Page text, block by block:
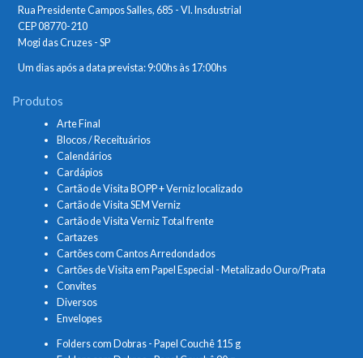
Rua Presidente Campos Salles, 685 - Vl. Insdustrial
CEP 08770-210
Mogi das Cruzes - SP
Um dias após a data prevista: 9:00hs às 17:00hs
Produtos
Arte Final
Blocos / Receituários
Calendários
Cardápios
Cartão de Visita BOPP + Verniz localizado
Cartão de Visita SEM Verniz
Cartão de Visita Verniz Total frente
Cartazes
Cartões com Cantos Arredondados
Cartões de Visita em Papel Especial - Metalizado Ouro/Prata
Convites
Diversos
Envelopes
Folders com Dobras - Papel Couchê 115 g